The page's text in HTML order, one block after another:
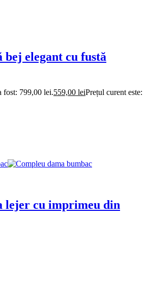
bej elegant cu fustă
fost: 799,00 lei.559,00 leiPrețul curent este:
lejer cu imprimeu din